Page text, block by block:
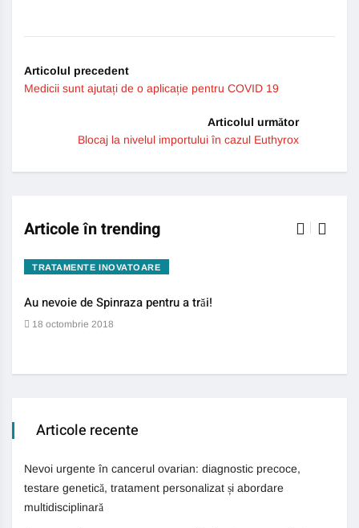
Articolul precedent
Medicii sunt ajutați de o aplicație pentru COVID 19
Articolul următor
Blocaj la nivelul importului în cazul Euthyrox
Articole în trending
TRATAMENTE INOVATOARE
Au nevoie de Spinraza pentru a trăi!
18 octombrie 2018
Articole recente
Nevoi urgente în cancerul ovarian: diagnostic precoce,
testare genetică, tratament personalizat și abordare
multidisciplinară